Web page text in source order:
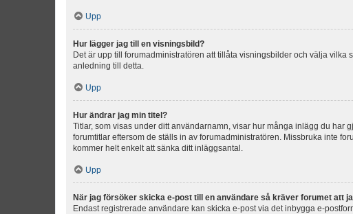
Upp
Hur lägger jag till en visningsbild?
Det är upp till forumadministratören att tillåta visningsbilder och välja
anledning till detta.
Upp
Hur ändrar jag min titel?
Titlar, som visas under ditt användarnamn, visar hur många inlägg du
forumtitlar eftersom de ställs in av forumadministratören. Missbruka inte
kommer helt enkelt att sänka ditt inläggsantal.
Upp
När jag försöker skicka e-post till en användare så kräver forumet att
Endast registrerade användare kan skicka e-post via det inbygga e-